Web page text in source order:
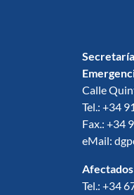
Calle
Tel.: +34
Fax.: +34
eMail:
Tel.: +34